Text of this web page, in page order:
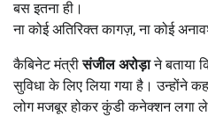
बस इतना ही।
ना कोई अतिरिक्त कागज़, ना कोई
कैबिनेट मंत्रीसंजील अरोड़ाने बताया
सुविधा के लिए लिया गया है। उन्होंने
लोग मजबूर होकर कुंडी कनेक्शन लगा लेते